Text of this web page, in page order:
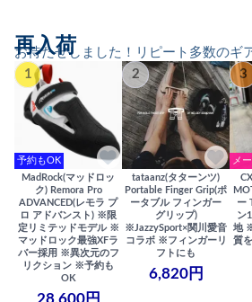
お待たせしました！リピート多数のギ
再入荷
1
予約もOK
MadRock(マッドロッ
ク) Remora Pro
ADVANCED(レモラ プ
ロ アドバンスト) ※限
定リミテッドモデル ※
マッドロック最強XFラ
バー採用 ※異次元のフ
リクション ※予約も
OK
28,600円
2
tataanz(タターンツ)
Portable Finger Grip(ポ
ータブル フィンガー
グリップ)
※JazzySport×関川愛音
コラボ ※フィンガーリ
フトにも
6,820円
3
メ
ー
ン
地
質